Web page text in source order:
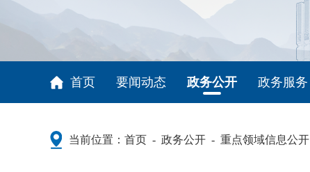
首页 要闻动态 政务公开 政务服务
当前位置： 首页 - 政务公开 - 重点领域信息公开